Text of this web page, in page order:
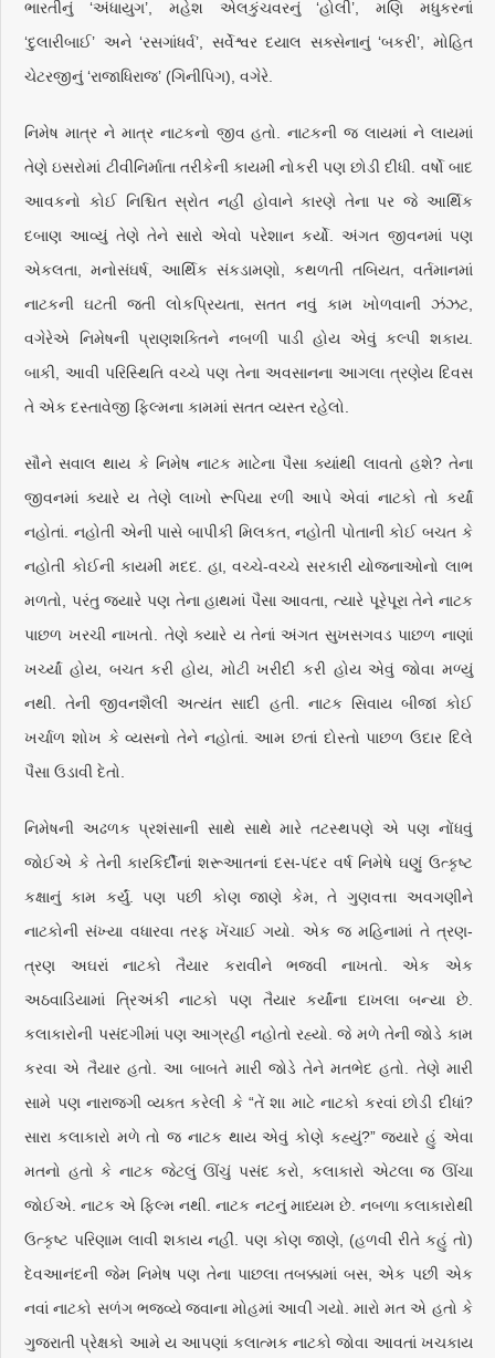
ભારતીનું ‘અંધાયુગ’, મહેશ એલકુંચવરનું ‘હોલી’, મણિ મધુકરનાં
‘દુલારીબાઈ’ અને ‘રસગાંધર્વ’, સર્વેશ્વર દયાલ સક્સેનાનું ‘બકરી’, મોહિત
ચેટરજીનું ‘રાજાધિરાજ’ (ગિનીપિગ), વગેરે.
નિમેષ માત્ર ને માત્ર નાટકનો જીવ હતો. નાટકની જ લાયમાં ને લાયમાં
તેણે ઇસરોમાં ટીવીનિર્માતા તરીકેની કાયમી નોકરી પણ છોડી દીધી. વર્ષો બાદ
આવકનો કોઈ નિશ્ચિત સ્રોત નહીં હોવાને કારણે તેના પર જે આર્થિક
દબાણ આવ્યું તેણે તેને સારો એવો પરેશાન કર્યો. અંગત જીવનમાં પણ
એકલતા, મનોસંઘર્ષ, આર્થિક સંકડામણો, કથળતી તબિયત, વર્તમાનમાં
નાટકની ઘટતી જતી લોકપ્રિયતા, સતત નવું કામ ખોળવાની ઝંઝટ,
વગેરેએ નિમેષની પ્રાણશક્તિને નબળી પાડી હોય એવું કલ્પી શકાય.
બાકી, આવી પરિસ્થિતિ વચ્ચે પણ તેના અવસાનના આગલા ત્રણેય દિવસ
તે એક દસ્તાવેજી ફિલ્મના કામમાં સતત વ્યસ્ત રહેલો.
સૌને સવાલ થાય કે નિમેષ નાટક માટેના પૈસા ક્યાંથી લાવતો હશે? તેના
જીવનમાં ક્યારે ય તેણે લાખો રૂપિયા રળી આપે એવાં નાટકો તો કર્યાં
નહોતાં. નહોતી એની પાસે બાપીકી મિલકત, નહોતી પોતાની કોઈ બચત કે
નહોતી કોઈની કાયમી મદદ. હા, વચ્ચે-વચ્ચે સરકારી યોજનાઓનો લાભ
મળતો, પરંતુ જ્યારે પણ તેના હાથમાં પૈસા આવતા, ત્યારે પૂરેપૂરા તેને નાટક
પાછળ ખરચી નાખતો. તેણે ક્યારે ય તેનાં અંગત સુખસગવડ પાછળ નાણાં
ખર્ચ્યાં હોય, બચત કરી હોય, મોટી ખરીદી કરી હોય એવું જોવા મળ્યું
નથી. તેની જીવનશૈલી અત્યંત સાદી હતી. નાટક સિવાય બીજાં કોઈ
ખર્ચાળ શોખ કે વ્યસનો તેને નહોતાં. આમ છતાં દોસ્તો પાછળ ઉદાર દિલે
પૈસા ઉડાવી દેતો.
નિમેષની અઢળક પ્રશંસાની સાથે સાથે મારે તટસ્થપણે એ પણ નોંધવું
જોઈએ કે તેની કારકિર્દીનાં શરૂઆતનાં દસ-પંદર વર્ષ નિમેષે ઘણું ઉત્કૃષ્ટ
કક્ષાનું કામ કર્યું. પણ પછી કોણ જાણે કેમ, તે ગુણવત્તા અવગણીને
નાટકોની સંખ્યા વધારવા તરફ ખેંચાઈ ગયો. એક જ મહિનામાં તે ત્રણ-
ત્રણ અઘરાં નાટકો તૈયાર કરાવીને ભજવી નાખતો. એક એક
અઠવાડિયામાં ત્રિઅંકી નાટકો પણ તૈયાર કર્યાંના દાખલા બન્યા છે.
કલાકારોની પસંદગીમાં પણ આગ્રહી નહોતો રહ્યો. જે મળે તેની જોડે કામ
કરવા એ તૈયાર હતો. આ બાબતે મારી જોડે તેને મતભેદ હતો. તેણે મારી
સામે પણ નારાજગી વ્યક્ત કરેલી કે “તેં શા માટે નાટકો કરવાં છોડી દીધાં?
સારા કલાકારો મળે તો જ નાટક થાય એવું કોણે કહ્યું?” જ્યારે હું એવા
મતનો હતો કે નાટક જેટલું ઊંચું પસંદ કરો, કલાકારો એટલા જ ઊંચા
જોઈએ. નાટક એ ફિલ્મ નથી. નાટક નટનું માધ્યમ છે. નબળા કલાકારોથી
ઉત્કૃષ્ટ પરિણામ લાવી શકાય નહીં. પણ કોણ જાણે, (હળવી રીતે કહું તો)
દેવઆનંદની જેમ નિમેષ પણ તેના પાછલા તબક્કામાં બસ, એક પછી એક
નવાં નાટકો સળંગ ભજવ્યે જવાના મોહમાં આવી ગયો. મારો મત એ હતો કે
ગુજરાતી પ્રેક્ષકો આમે ય આપણાં કલાત્મક નાટકો જોવા આવતાં ખચકાય